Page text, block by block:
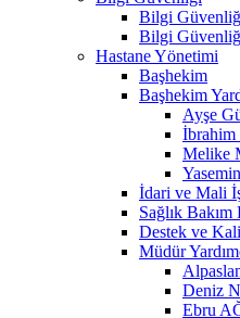
Bilgi
Bilgi
Hastane Yönetimi
Başhekim
Başhekim
Ayşe
Melike
İdari ve Mali
Sağlık
Destek ve
Müdür
Deniz
Ebru